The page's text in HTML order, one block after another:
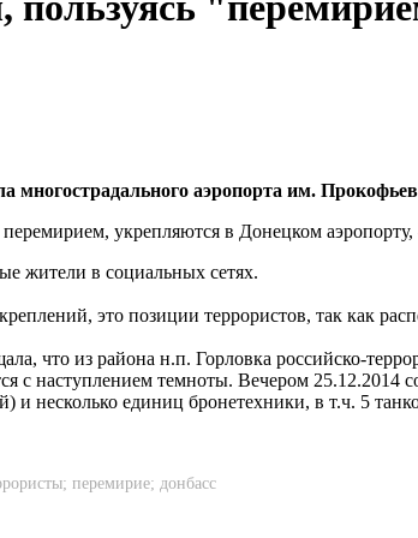
многострадального аэропорта им.
жители в социальных сетях.
это позиции террористов, так как
что из района н.п. Горловка российско-
с наступлением темноты. Вечером
и несколько единиц бронетехники, в т.ч. 5
; перемирие; донбасс